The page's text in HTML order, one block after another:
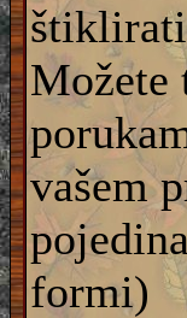
štiklirati
Možete
vašem
formi)